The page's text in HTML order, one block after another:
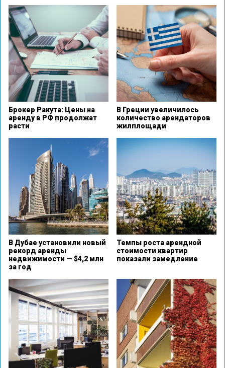
Брокер Ракута: Цены на
аренду в РФ продолжат
расти
В Греции увеличилось
количество арендаторов
жилплощади
В Дубае установили новый
рекорд аренды
недвижимости — $4,2 млн
за год
Темпы роста арендной
стоимости квартир
показали замедление